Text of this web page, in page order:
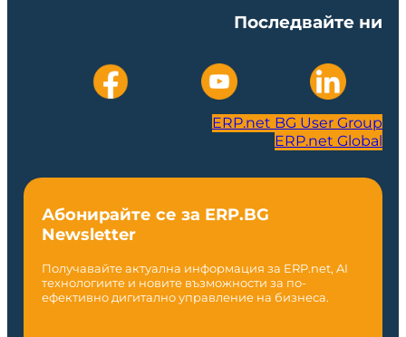
Последвайте ни
ERP.net BG User Group
ERP.net Global
Абонирайте се за ERP.BG
Newsletter
Получавайте актуална информация за ERP.net, AI
технологиите и новите възможности за по-
ефективно дигитално управление на бизнеса.